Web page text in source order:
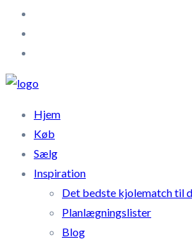
Hjem
Køb
Sælg
Inspiration
Det bedste kjolematch til
Planlægningslister
Blog